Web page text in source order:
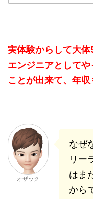
実体験からして大
エンジニアとして
ことが出来て、 年収
オザック
なぜ
リー
はま
から